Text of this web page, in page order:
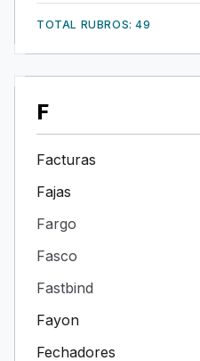
TOTAL RUBROS: 49
F
Facturas
Fajas
Fargo
Fasco
Fastbind
Fayon
Fechadores